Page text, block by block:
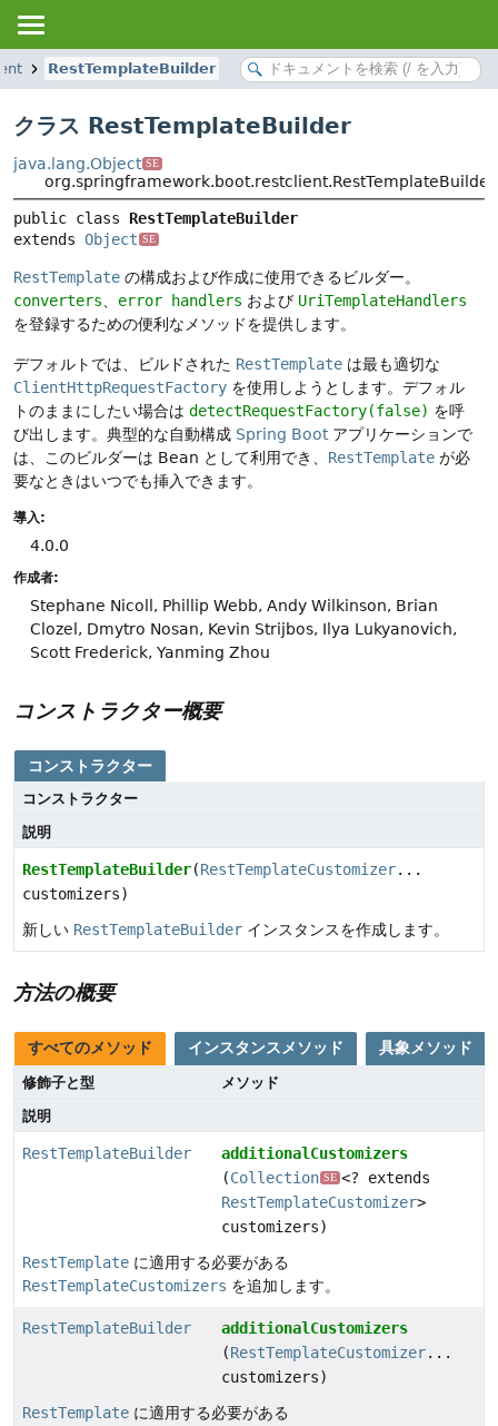
RestTemplateBuilder
クラス RestTemplateBuilder
java.lang.Object SE
org.springframework.boot.restclient.RestTemplateBuilder
public class RestTemplateBuilder
extends Object SE
RestTemplate の構成および作成に使用できるビルダー。
converters
error handlers および UriTemplateHandlers
を登録するための便利なメソッドを提供します。
デフォルトでは、ビルドされた RestTemplate は最も適切な
ClientHttpRequestFactory を使用しようとします。デフォル
トのままにしたい場合は detectRequestFactory(false) を呼
び出します。典型的な自動構成 Spring Bootアプリケーションで
は、このビルダーは Bean として利用でき、 RestTemplate が必
要なときはいつでも挿入できます。
導入:
4.0.0
作成者:
Stephane Nicoll, Phillip Webb, Andy Wilkinson, Brian
Clozel, Dmytro Nosan, Kevin Strijbos, Ilya Lukyanovich,
Scott Frederick, Yanming Zhou
コンストラクター概要
コンストラクター
コンストラクター
説明
RestTemplateBuilder(RestTemplateCustomizer...
customizers)
新しい RestTemplateBuilder インスタンスを作成します。
方法の概要
すべてのメソッド インスタンスメソッド 具象メソッド
修飾子と型
メソッド
説明
RestTemplateBuilder
additionalCustomizers
(Collection SE <? extends
RestTemplateCustomizer>
customizers)
RestTemplate に適用する必要がある
RestTemplateCustomizers を追加します。
RestTemplateBuilder
additionalCustomizers
(RestTemplateCustomizer...
customizers)
RestTemplate に適用する必要がある